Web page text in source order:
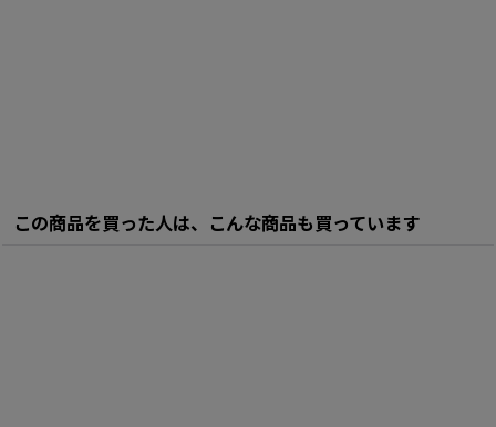
この商品を買った人は、こんな商品も買っています